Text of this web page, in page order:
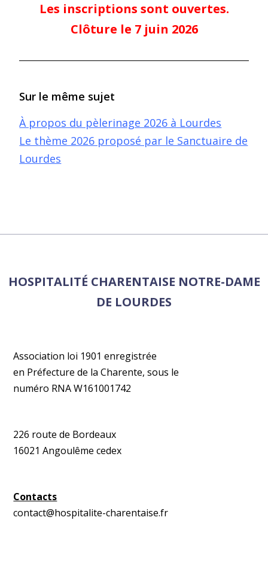
Les inscriptions sont ouvertes.
Clôture le 7 juin 2026
Sur le même sujet
À propos du pèlerinage 2026 à Lourdes
Le thème 2026 proposé par le Sanctuaire de
Lourdes
HOSPITALITÉ CHARENTAISE NOTRE-DAME
DE LOURDES
Association loi 1901 enregistrée
en Préfecture de la Charente, sous le
numéro RNA W161001742
226 route de Bordeaux
16021 Angoulême cedex
Contacts
contact@hospitalite-charentaise.fr